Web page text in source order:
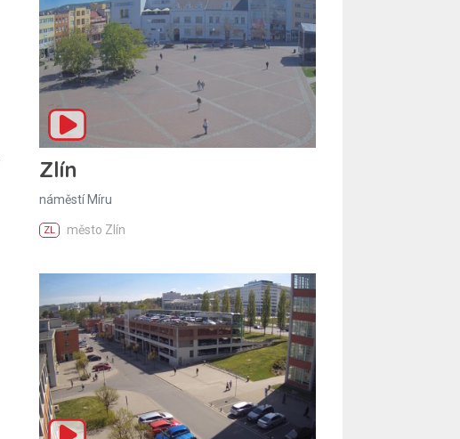
Zlín
náměstí Míru
ZL město Zlín